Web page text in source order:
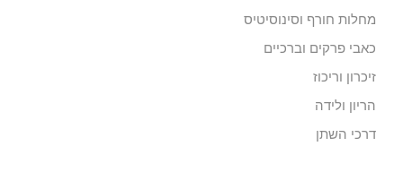
מחלות חורף וסינוסיטיס
כאבי פרקים וברכיים
זיכרון וריכוז
הריון ולידה
דרכי השתן